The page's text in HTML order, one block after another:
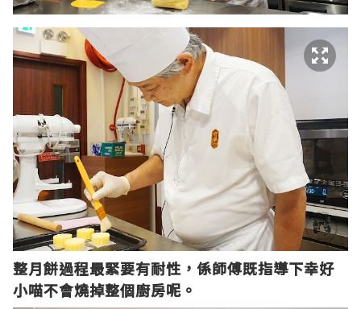
整月餅過程最緊要有耐性，係師傅既指導下幸好
小喵不會燒掉整個廚房呢。